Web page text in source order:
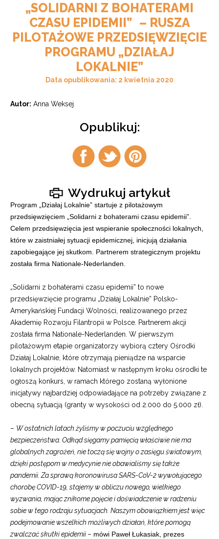
„SOLIDARNI Z BOHATERAMI
CZASU EPIDEMII” – RUSZA
PILOTAŻOWE PRZEDSIĘWZIĘCIE
PROGRAMU „DZIAŁAJ
LOKALNIE”
Data opublikowania: 2 kwietnia 2020
Autor: Anna Weksej
Opublikuj:
Udostępnij
na
facebook
Udostępnij
na
twitter
Udostępnij
na
pintrest
Wydrukuj artykuł
Program „Działaj Lokalnie” startuje z pilotażowym
przedsięwzięciem „Solidarni z bohaterami czasu epidemii”.
Celem przedsięwzięcia jest wspieranie społeczności lokalnych,
które w zaistniałej sytuacji epidemicznej, inicjują działania
zapobiegające jej skutkom. Partnerem strategicznym projektu
została firma Nationale-Nederlanden.
„Solidarni z bohaterami czasu epidemii” to nowe
przedsięwzięcie programu „Działaj Lokalnie” Polsko-
Amerykańskiej Fundacji Wolności, realizowanego przez
Akademię Rozwoju Filantropii w Polsce. Partnerem akcji
została firma Nationale-Nederlanden. W pierwszym
pilotażowym etapie organizatorzy wybiorą cztery Ośrodki
Działaj Lokalnie, które otrzymają pieniądze na wsparcie
lokalnych projektów. Natomiast w następnym kroku ośrodki te
ogłoszą konkurs, w ramach którego zostaną wyłonione
inicjatywy najbardziej odpowiadające na potrzeby związane z
obecną sytuacją (granty w wysokości od 2.000 do 5.000 zł).
– W ostatnich latach żyliśmy w poczuciu względnego
bezpieczeństwa. Odkąd sięgamy pamięcią właściwie nie ma
globalnych zagrożeń, nie toczą się wojny o zasięgu światowym,
dzięki postępom w medycynie nie obawialiśmy się także
pandemii. Za sprawą koronowirusa SARS-CoV-2 wywołującego
chorobę COVID-19, stajemy w obliczu nowego, wielkiego
wyzwania, mając znikome pojęcie i doświadczenie w radzeniu
sobie w tego rodzaju sytuacjach. Naszym obowiązkiem jest więc
podejmowanie wszelkich możliwych działań, które pomogą
zwalczać skutki epidemii– mówi Paweł Łukasiak, prezes